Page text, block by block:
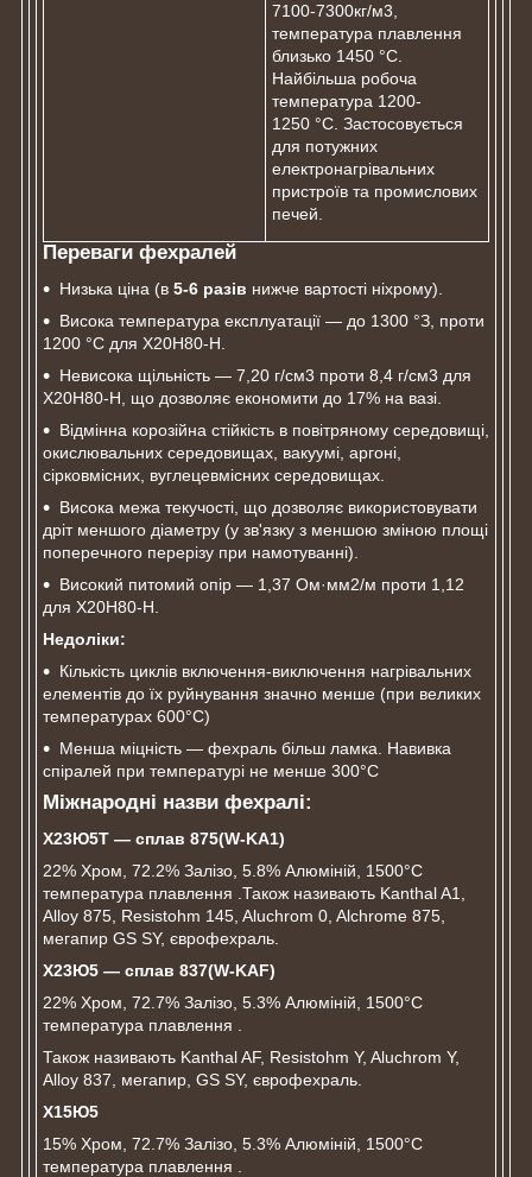
7100-7300кг/м3,
температура плавлення
близько 1450 °C.
Найбільша робоча
температура 1200-
1250 °C. Застосовується
для потужних
електронагрівальних
пристроїв та промислових
печей.
Переваги фехралей
Низька ціна (в 5-6 разів нижче вартості ніхрому).
Висока температура експлуатації ― до 1300 °З, проти
1200 °С для Х20Н80-Н.
Невисока щільність ― 7,20 г/см3 проти 8,4 г/см3 для
Х20Н80-Н, що дозволяє економити до 17% на вазі.
Відмінна корозійна стійкість в повітряному середовищі,
окислювальних середовищах, вакуумі, аргоні,
сірковмісних, вуглецевмісних середовищах.
Висока межа текучості, що дозволяє використовувати
дріт меншого діаметру (у зв'язку з меншою зміною площі
поперечного перерізу при намотуванні).
Високий питомий опір ― 1,37 Ом·мм2/м проти 1,12
для Х20Н80-Н.
Недоліки:
Кількість циклів включення-виключення нагрівальних
елементів до їх руйнування значно менше (при великих
температурах 600°C)
Менша міцність ― фехраль більш ламка. Навивка
спіралей при температурі не менше 300°C
Міжнародні назви фехралі:
Х23Ю5Т ― сплав 875(W-KA1)
22% Хром, 72.2% Залізо, 5.8% Алюміній, 1500°C
температура плавлення .Також називають Kanthal A1,
Alloy 875, Resistohm 145, Aluchrom 0, Alchrome 875,
мегапир GS SY, єврофехраль.
Х23Ю5 ― сплав 837(W-KAF)
22% Хром, 72.7% Залізо, 5.3% Алюміній, 1500°C
температура плавлення .
Також називають Kanthal AF, Resistohm Y, Aluchrom Y,
Alloy 837, мегапир, GS SY, єврофехраль.
Х15Ю5
15% Хром, 72.7% Залізо, 5.3% Алюміній, 1500°C
температура плавлення .